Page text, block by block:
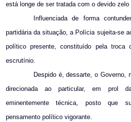
está longe de ser tratada com o devido
Influenciada de forma
partidária da situação, a Polícia sujeita-se
político presente, constituído pela troca
escrutínio.
Despido é, dessarte, o Governo,
direcionada ao particular, em prol
eminentemente técnica, posto que
pensamento político vigorante.